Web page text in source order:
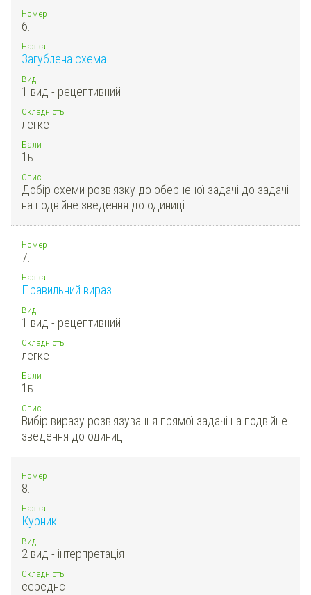
Номер
6.
Назва
Загублена схема
Вид
1 вид - рецептивний
Складність
легке
Бали
1 Б.
Опис
Добір схеми розв'язку до оберненої задачі до задачі
на подвійне зведення до одиниці.
Номер
7.
Назва
Правильний вираз
Вид
1 вид - рецептивний
Складність
легке
Бали
1 Б.
Опис
Вибір виразу розв'язування прямої задачі на подвійне
зведення до одиниці.
Номер
8.
Назва
Курник
Вид
2 вид - інтерпретація
Складність
середнє